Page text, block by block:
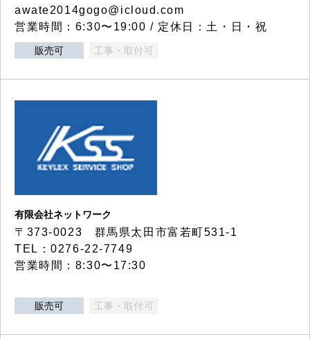
awate2014gogo@icloud.com
営業時間：6:30〜19:00 / 定休日：土・日・祝
販売可 工事・取付可
有限会社ネットワーク
〒373-0023 群馬県太田市富若町531-1
TEL：0276-22-7749
営業時間：8:30〜17:30
販売可 工事・取付可